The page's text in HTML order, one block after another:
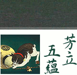
芳立五蘊